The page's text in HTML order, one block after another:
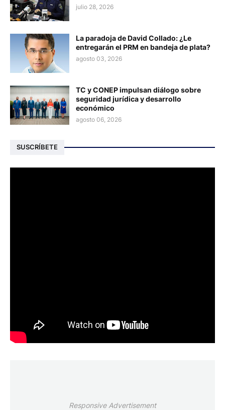
julio 28, 2026
La paradoja de David Collado: ¿Le
entregarán el PRM en bandeja de plata?
agosto 03, 2026
TC y CONEP impulsan diálogo sobre
seguridad jurídica y desarrollo
económico
agosto 06, 2026
SUSCRÍBETE
Responsive Advertisement